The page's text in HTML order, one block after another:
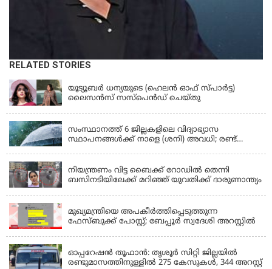
RELATED STORIES
KERALA
യൂട്യൂബർ ധന്യയുടെ (ഹെലൻ ഓഫ് സ്പാർട്ട)
ലൈസൻസ് സസ്‌പെൻഡ് ചെയ്തു
സംസ്ഥാനത്ത് 6 ജില്ലകളിലെ വിദ്യാഭ്യാസ
സ്ഥാപനങ്ങൾക്ക് നാളെ (ശനി) അവധി; രണ്ട്
നിയന്ത്രണം വിട്ട ബൈക്ക് റോഡിൽ തെന്നി
ബസിനടിയിലേക്ക് മറിഞ്ഞ് യുവതിക്ക് ദാരുണാന്ത്യം
മുഖ്യമന്ത്രിയെ അപകീർത്തിപ്പെടുത്തുന്ന
ഫേസ്‌ബുക്ക് പോസ്റ്റ്; ബേപ്പൂർ സ്വദേശി അറസ്റ്റിൽ
ഓപ്പറേഷൻ തൂഫാൻ: തൃശൂർ സിറ്റി ജില്ലയിൽ
രണ്ടുമാസത്തിനുള്ളിൽ 275 കേസുകൾ, 344 അറസ്റ്റ്